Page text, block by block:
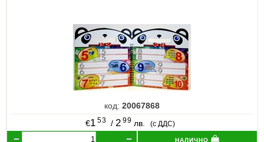
код: 20067868
€1 53 / 2 99 лв. (с ДДС)
налично